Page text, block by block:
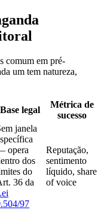
comum em pré-
um tem natureza,
Base legal
Métrica de
sucesso
janela
opera
dos
do
36 da
97
Reputação,
sentimento
líquido, share
of voice